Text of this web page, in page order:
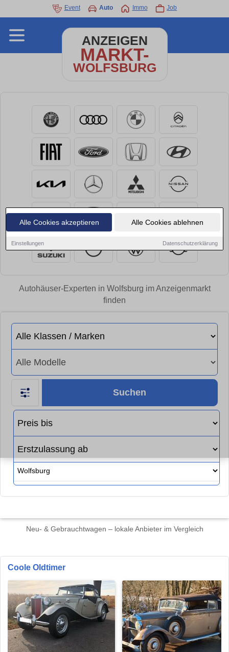
Alle Cookies akzeptieren Alle Cookies ablehnen
Einstellungen Datenschutzerklärung
Event Auto Immo Job
ANZEIGEN
MARKT-
WOLFSBURG
Autohäuser-Experten in Wolfsburg im Anzeigenmarkt
finden
Suchen
Neu- & Gebrauchtwagen – lokale Anbieter im Vergleich
Coole Oldtimer